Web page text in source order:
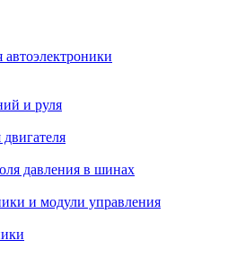
автоэлектроники
и руля
давления в шинах
и модули управления